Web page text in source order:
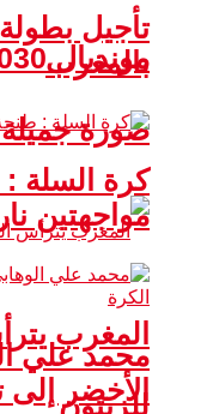
صورة جميلة
المغرب
للزيتون
تأجيل
بالمغرب
كرة السلة
مواجهتين
محمد علي
الأخضر